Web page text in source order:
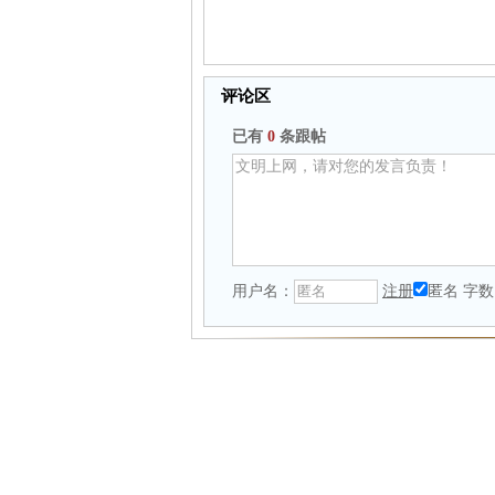
评论区
已有 0 条跟帖
用户名： 注册 匿名 字